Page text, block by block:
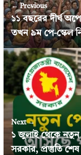
← Previous
১১ বছরের দীর্ঘ
তখন ৯ম পে-স্কেল
Next →
১ জুলাই থেকে নতুন
সরকার, প্রস্তুতি শেষ